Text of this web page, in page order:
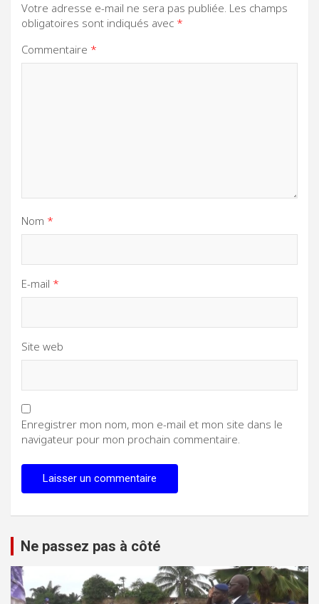
Votre adresse e-mail ne sera pas publiée. Les champs
obligatoires sont indiqués avec *
Commentaire *
Nom *
E-mail *
Site web
Enregistrer mon nom, mon e-mail et mon site dans le
navigateur pour mon prochain commentaire.
Ne passez pas à côté